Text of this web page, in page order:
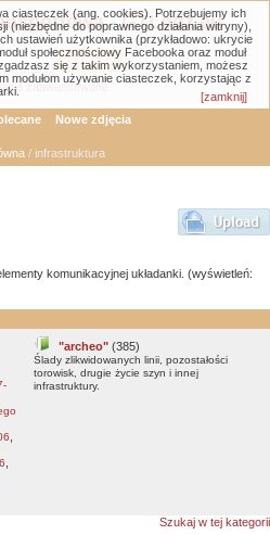
- GTLodz.eu
zaawansowane
Nowe zdjęcia
/ infrastruktura
komunikacyjnej układanki. (wyświetleń:
"archeo" (385)
Ślady zlikwidowanych linii, pozostałości
torowisk, drugie życie szyn i innej
infrastruktury.
Szukaj w tej kategorii
ciasteczek (ang. cookies). Potrzebujemy ich
do poprawnego działania witryny),
ustawień użytkownika (przykładowo: ukrycie
społecznościowy Facebooka oraz moduł
się z takim wykorzystaniem, możesz
modułom używanie ciasteczek, korzystając z
[zamknij]